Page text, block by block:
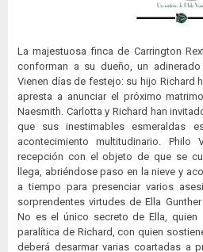
La majestuosa finca de Carrington
conforman a su dueño, un
Vienen días de festejo: su hijo Richard
apresta a anunciar el próximo
Naesmith. Carlotta y Richard han
que sus inestimables esmeraldas
acontecimiento multitudinario.
recepción con el objeto de que se
llega, abriéndose paso en la nieve y
a tiempo para presenciar varios
sorprendentes virtudes de Ella
No es el único secreto de Ella, quien
paralítica de Richard, con quien
deberá desarmar varias coartadas a